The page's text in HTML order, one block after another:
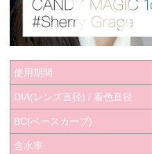
使用期間
DIA(レンズ直径) / 着色直径
BC(ベースカーブ)
含水率